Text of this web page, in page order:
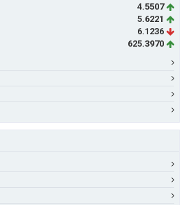
4.5507
5.6221
6.1236
625.3970